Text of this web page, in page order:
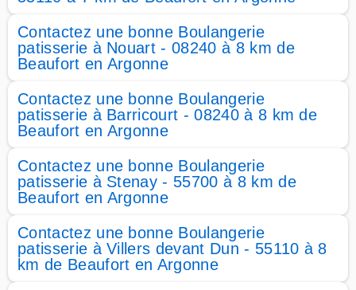
Contactez une bonne Boulangerie
patisserie à Nouart - 08240 à 8 km de
Beaufort en Argonne
Contactez une bonne Boulangerie
patisserie à Barricourt - 08240 à 8 km de
Beaufort en Argonne
Contactez une bonne Boulangerie
patisserie à Stenay - 55700 à 8 km de
Beaufort en Argonne
Contactez une bonne Boulangerie
patisserie à Villers devant Dun - 55110 à 8
km de Beaufort en Argonne